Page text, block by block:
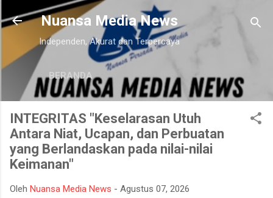
Langsung ke konten utama
Nuansa Media News
Independen, Akurat dan Terpercaya
BERANDA
INTEGRITAS "Keselarasan Utuh
Antara Niat, Ucapan, dan Perbuatan
yang Berlandaskan pada nilai-nilai
Keimanan"
Oleh Nuansa Media News - Agustus 07, 2026